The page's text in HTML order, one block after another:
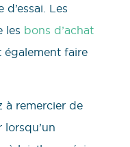
d’essai. Les
les bons d’achat
également faire
à remercier de